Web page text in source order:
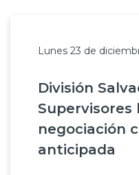
Sustentabilidad
Innovación
Inversionistas
Lunes 23 de
División
Supervisores
negociación
anticipada